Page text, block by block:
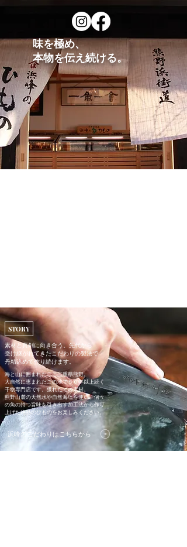
味を極め、
​本物を伝え続ける。
STORY
素材と真剣に向き合う。先代から
受け継がれてきた​こだわりの製法で
丹精込めて作り続けます。
海と山に囲まれたここ三重県熊野。
​大自然に恵まれたこの地で５０年以上続く
干物専門店です。獲れたての素材、
熊野山麓の天然水や自然海塩を使い、個々
の魚の持つ旨味を引き出す加工法から作り
上げた絶品のひものをお楽しみください。
浜峰のこだわりはこちらから